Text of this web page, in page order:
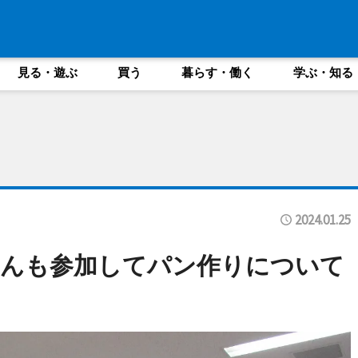
見る・遊ぶ 買う 暮らす・働く 学ぶ・知る
2024.01.25
も参加してパン作りについて